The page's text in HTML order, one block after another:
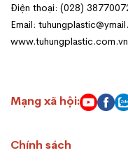
Điện thoại: (028)
Email:
www.tuhungplastic.com.vn
Mạng xã hội:
Chính sách